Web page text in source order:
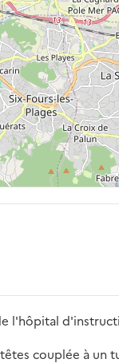
l'hôpital
couplée à un